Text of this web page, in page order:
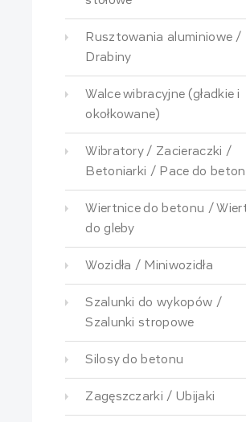
Rusztowania aluminiowe /
Drabiny
Walce wibracyjne (gładkie i
okołkowane)
Wibratory / Zacieraczki /
Betoniarki / Pace do
Wiertnice do betonu /
do gleby
Wozidła / Miniwozidła
Szalunki do wykopów /
Szalunki stropowe
Silosy do betonu
Zagęszczarki / Ubijaki